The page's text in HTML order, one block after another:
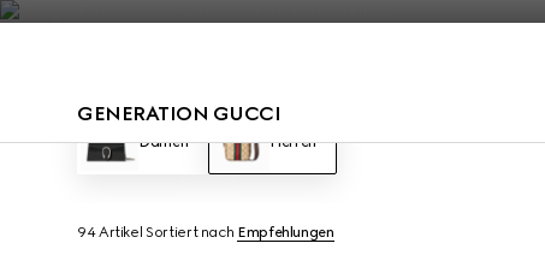
GENERATION GUCCI
Damen Herren
94 Artikel Sortiert nach Empfehlungen